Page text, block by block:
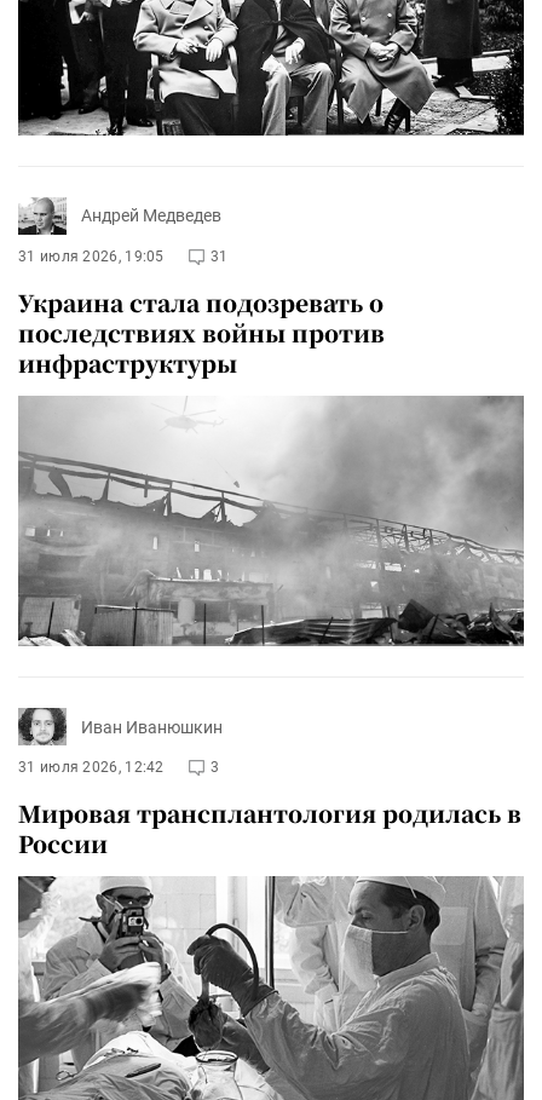
Андрей Медведев
31 июля 2026, 19:05 31
Украина стала подозревать о
последствиях войны против
инфраструктуры
Иван Иванюшкин
31 июля 2026, 12:42 3
Мировая трансплантология родилась в
России